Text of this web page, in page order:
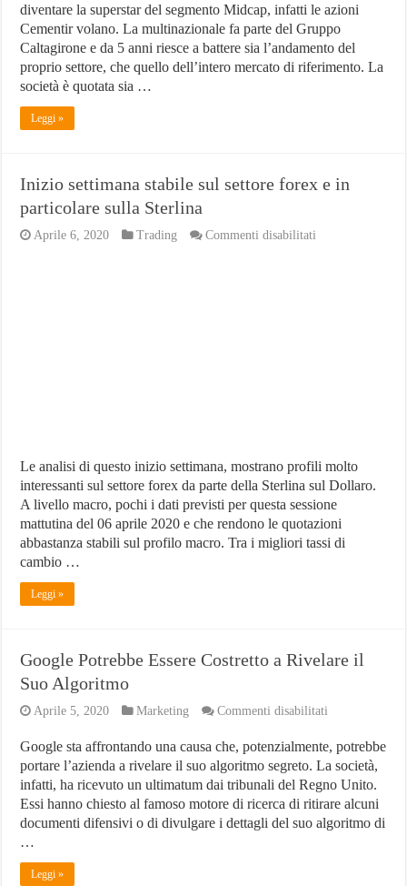
diventare la superstar del segmento Midcap, infatti le azioni
Cementir volano. La multinazionale fa parte del Gruppo
Caltagirone e da 5 anni riesce a battere sia l’andamento del
proprio settore, che quello dell’intero mercato di riferimento. La
società è quotata sia …
Leggi »
Inizio settimana stabile sul settore forex e in
particolare sulla Sterlina
Aprile 6, 2020 Trading Commenti disabilitati
Le analisi di questo inizio settimana, mostrano profili molto
interessanti sul settore forex da parte della Sterlina sul Dollaro.
A livello macro, pochi i dati previsti per questa sessione
mattutina del 06 aprile 2020 e che rendono le quotazioni
abbastanza stabili sul profilo macro. Tra i migliori tassi di
cambio …
Leggi »
Google Potrebbe Essere Costretto a Rivelare il
Suo Algoritmo
Aprile 5, 2020 Marketing Commenti disabilitati
Potrebbe
Essere
Costretto
a
Rivelare
il
Suo
Google sta affrontando una causa che, potenzialmente, potrebbe
portare l’azienda a rivelare il suo algoritmo segreto. La società,
infatti, ha ricevuto un ultimatum dai tribunali del Regno Unito.
Essi hanno chiesto al famoso motore di ricerca di ritirare alcuni
documenti difensivi o di divulgare i dettagli del suo algoritmo di
…
Leggi »